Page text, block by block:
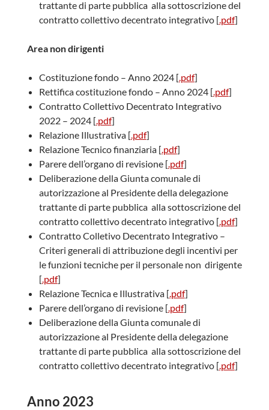
trattante di parte pubblica alla sottoscrizione del
contratto collettivo decentrato integrativo [.pdf]
Area non dirigenti
Costituzione fondo – Anno 2024 [.pdf]
Rettifica costituzione fondo – Anno 2024 [.pdf]
Contratto Collettivo Decentrato Integrativo
2022 – 2024 [.pdf]
Relazione Illustrativa [.pdf]
Relazione Tecnico finanziaria [.pdf]
Parere dell’organo di revisione [.pdf]
Deliberazione della Giunta comunale di
autorizzazione al Presidente della delegazione
trattante di parte pubblica alla sottoscrizione del
contratto collettivo decentrato integrativo [.pdf]
Contratto Colletivo Decentrato Integrativo –
Criteri generali di attribuzione degli incentivi per
le funzioni tecniche per il personale non dirigente
[.pdf]
Relazione Tecnica e Illustrativa [.pdf]
Parere dell’organo di revisione [.pdf]
Deliberazione della Giunta comunale di
autorizzazione al Presidente della delegazione
trattante di parte pubblica alla sottoscrizione del
contratto collettivo decentrato integrativo [.pdf]
Anno 2023